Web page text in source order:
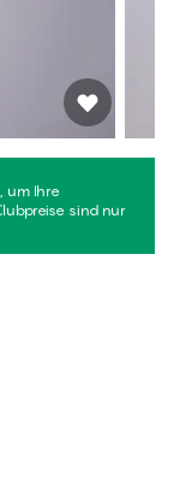
um Ihre
sind nur